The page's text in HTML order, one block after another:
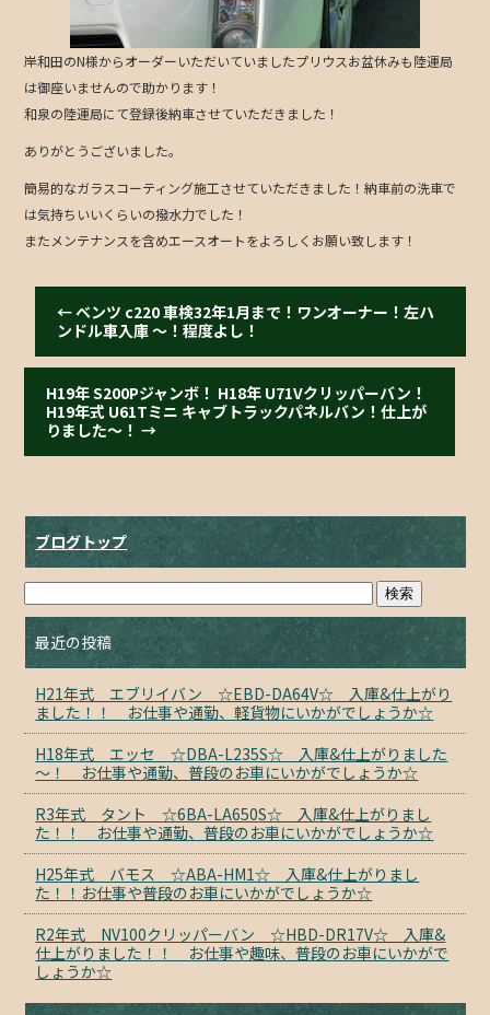
岸和田のN様からオーダーいただいていましたプリウスお盆休みも陸運局
は御座いませんので助かります！
和泉の陸運局にて登録後納車させていただきました！
ありがとうございました。
簡易的なガラスコーティング施工させていただきました！納車前の洗車で
は気持ちいいくらいの撥水力でした！
またメンテナンスを含めエースオートをよろしくお願い致します！
←ベンツ c220 車検32年1月まで！ワンオーナー！左ハ
ンドル車入庫 〜！程度よし！
H19年 S200Pジャンボ！ H18年 U71Vクリッパーバン！
H19年式 U61Tミニ キャブトラックパネルバン！仕上が
りました〜！→
ブログトップ
最近の投稿
H21年式 エブリイバン ☆EBD-DA64V☆ 入庫&仕上がり
ました！！ お仕事や通勤、軽貨物にいかがでしょうか☆
H18年式 エッセ ☆DBA-L235S☆ 入庫&仕上がりました
～！ お仕事や通勤、普段のお車にいかがでしょうか☆
R3年式 タント ☆6BA-LA650S☆ 入庫&仕上がりまし
た！！ お仕事や通勤、普段のお車にいかがでしょうか☆
H25年式 バモス ☆ABA-HM1☆ 入庫&仕上がりまし
た！！お仕事や普段のお車にいかがでしょうか☆
R2年式 NV100クリッパーバン ☆HBD-DR17V☆ 入庫&
仕上がりました！！ お仕事や趣味、普段のお車にいかがで
しょうか☆